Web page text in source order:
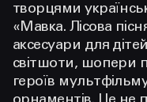
творцями
«Мавка. Лісова
аксесуари для
світшоти, шопери
героїв